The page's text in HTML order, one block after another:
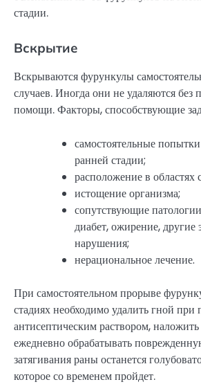
стадии.
Вскрытие
Вскрываются фурункулы
случаев. Иногда они не удаляются без
помощи. Факторы, способствующие
самостоятельные
ранней стадии;
расположение в областях
истощение организма;
сопутствующие
диабет, ожирение,
нарушения;
нерациональное лечение.
При самостоятельном прорыве
стадиях необходимо удалить гной
антисептическим раствором,
ежедневно обрабатывать
затягивания раны останется
которое со временем пройдет.